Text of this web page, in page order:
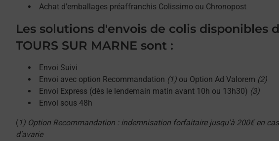
Achat d'emballages préaffranchis Colissimo ou Chronopost
Les solutions d'envois de colis disponibles
TOURS SUR MARNE sont :
Envoi Suivi
Envoi avec option Recommandation (1) ou Option Ad Valorem (2)
Envoi Express (dès le lendemain matin avant 10h ou 13h30) (3)
Envoi sous 48h
( 1) Option Recommandation : indemnisation forfaitaire jusqu'à 200€ en
d'avarie